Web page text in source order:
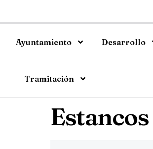
Ayuntamiento Desarrollo
Tramitación
Estancos